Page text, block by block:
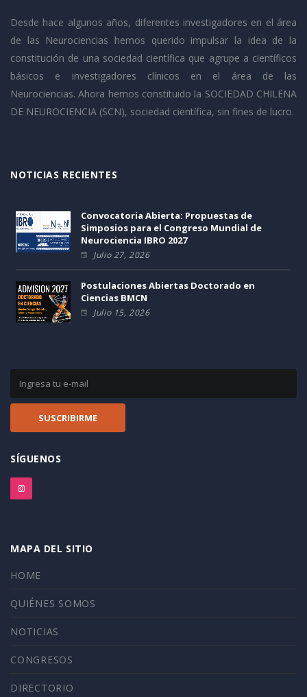
Desde hace algunos años, diferentes investigadores en el área
de las Neurociencias hemos querido impulsar la idea de la
constitución de una sociedad científica que agrupe a científicos
básicos e investigadores clínicos en el área de las
Neurociencias. Ahora hemos constituido la SOCIEDAD CHILENA
DE NEUROCIENCIA (SCN), sociedad científica, sin fines de lucro.
NOTICIAS RECIENTES
Convocatoria Abierta: Propuestas de
Simposios para el Congreso Mundial de
Neurociencia IBRO 2027
Julio 27, 2026
Postulaciones Abiertas Doctorado en
Ciencias BMCN
Julio 15, 2026
SÍGUENOS
MAPA DEL SITIO
HOME
QUIÉNES SOMOS
NOTICIAS
CONGRESOS
DIRECTORIO